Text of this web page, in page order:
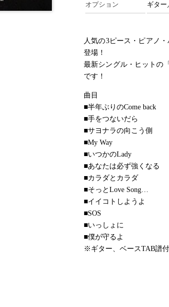
オプション ギター
人気の3ピース・ピアノ
登場！
最新シングル・ヒットの
です！
曲目
■半年ぶりのCome back
■手をつないだら
■サヨナラの向こう側
■My Way
■いつかのLady
■あなたは必ず強くなる
■カラダとカラダ
■そっとLove Song…
■イイコトしようよ
■SOS
■いっしょに
■僕が守るよ
※ギター、ベースTAB譜